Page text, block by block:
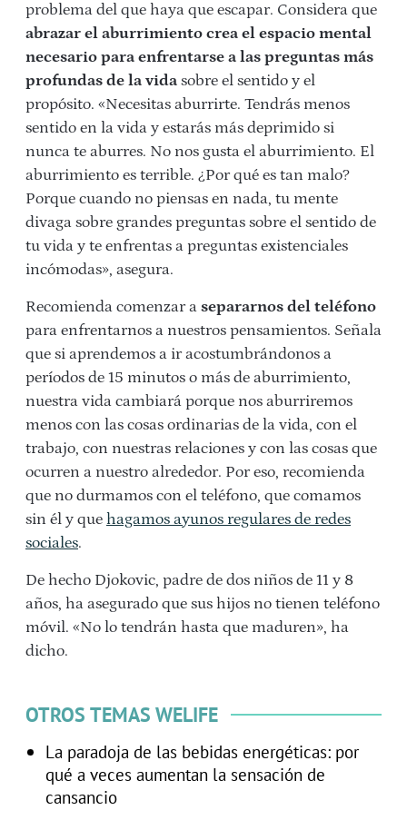
problema del que haya que escapar. Considera que
abrazar el aburrimiento crea el espacio mental
necesario para enfrentarse a las preguntas más
profundas de la vida sobre el sentido y el
propósito. «Necesitas aburrirte. Tendrás menos
sentido en la vida y estarás más deprimido si
nunca te aburres. No nos gusta el aburrimiento. El
aburrimiento es terrible. ¿Por qué es tan malo?
Porque cuando no piensas en nada, tu mente
divaga sobre grandes preguntas sobre el sentido de
tu vida y te enfrentas a preguntas existenciales
incómodas», asegura.
Recomienda comenzar a separarnos del teléfono
para enfrentarnos a nuestros pensamientos. Señala
que si aprendemos a ir acostumbrándonos a
períodos de 15 minutos o más de aburrimiento,
nuestra vida cambiará porque nos aburriremos
menos con las cosas ordinarias de la vida, con el
trabajo, con nuestras relaciones y con las cosas que
ocurren a nuestro alrededor. Por eso, recomienda
que no durmamos con el teléfono, que comamos
sin él y que hagamos ayunos regulares de redes
sociales.
De hecho Djokovic, padre de dos niños de 11 y 8
años, ha asegurado que sus hijos no tienen teléfono
móvil. «No lo tendrán hasta que maduren», ha
dicho.
OTROS TEMAS WELIFE
La paradoja de las bebidas energéticas: por
qué a veces aumentan la sensación de
cansancio